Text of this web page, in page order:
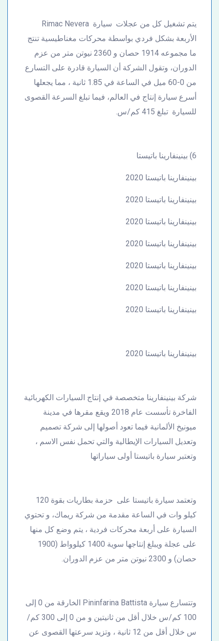
يتم تشغيل كل من عجلات سيارة Rimac Nevera
الأربعة بشكل فردي بواسطة محركات مغناطيسية تنتج
ما مجموعه 1914 حصان و 2360 نيوتن متر من عزم
الدوران، وتقول الشركة أن السيارة قادرة على التسارع
من 0-60 ميل في الساعة في 1.85 ثانية ، مما يجعلها
أسرع سيارة إنتاج في العالم، فيما تبلغ السرعة القصوى
للسيارة تبلغ 415 كم/س.
6) بينينفارينا باتيستا
بينينفارينا باتيستا 2020
بينينفارينا باتيستا 2020
بينينفارينا باتيستا 2020
بينينفارينا باتيستا 2020
بينينفارينا باتيستا 2020
بينينفارينا باتيستا 2020
بينينفارينا باتيستا 2020
بينينفارينا باتيستا 2020
شركة بينينفارينا متخصصة في إنتاج السيارات الكهربائية
الفاخرة تأسست عام 2018 ويقع مقرها في مدينة
ميونيخ الألمانية فيما تعود أصولها إلى شركة تصميم
وتعديل السيارات الإيطالية والتي تحمل نفس الاسم ،
وتعتبر سيارة باتيستا أولى سياراتها
وتعتمد سيارة باتيستا على حزمة بطاريات بقوة 120
كيلو وات في الساعة مقدمة من شركة ريماك، و تحتوي
السيارة على أربعة محركات فردية ، يتم وضع كل منها
على عجلة ويبلغ إنتاجها سوية 1400 كيلوواط (1900
حصان) و 2300 نيوتن متر من عزم الدوران.
وتتسارع سيارة Pininfarina Battista الخارقة من 0 إلى
100 كم/س خلال أقل من ثانيتين و من 0 إلى 300 كم/
س خلال أقل من 12 ثانية ، وتزيد سرعتها القصوى عن